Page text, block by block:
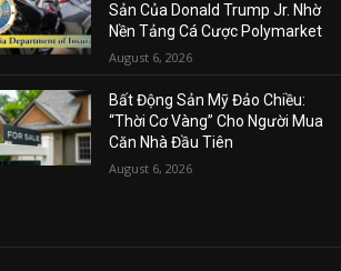
Sản Của Donald Trump Jr. Nhờ
Nền Tảng Cá Cược Polymarket
August 6, 2026
Bất Động Sản Mỹ Đảo Chiều:
“Thời Cơ Vàng” Cho Người Mua
Căn Nhà Đầu Tiên
August 6, 2026